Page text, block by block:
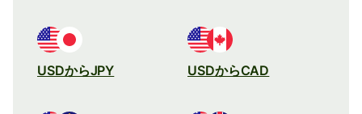
USDからJPY USDからCAD